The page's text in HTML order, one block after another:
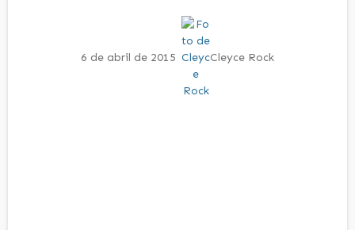
6 de abril de 2015 Cleyce Rock